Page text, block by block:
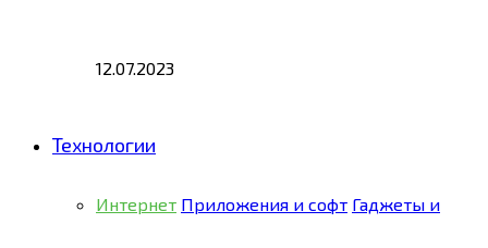
12.07.2023
Технологии
Интернет Приложения и софт Гаджеты и